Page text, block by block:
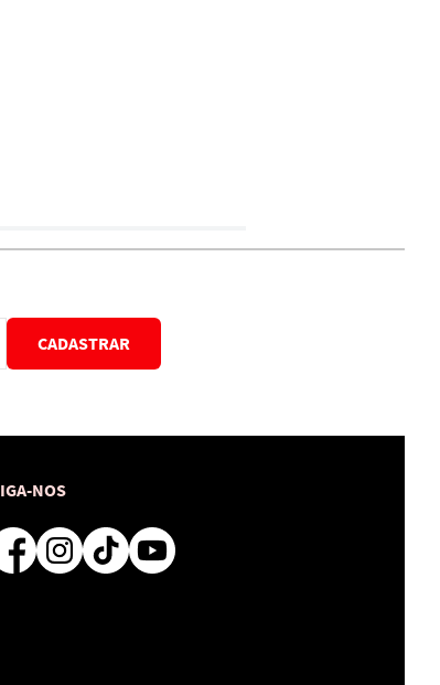
CADASTRAR
NOS